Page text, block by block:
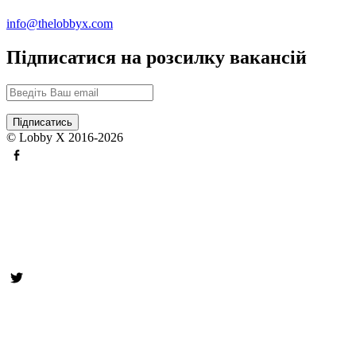
info@thelobbyx.com
Підписатися на розсилку вакансій
© Lobby X 2016-2026